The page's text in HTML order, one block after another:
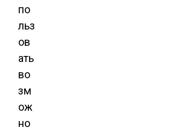
по
льз
ов
ать
во
зм
ож
но